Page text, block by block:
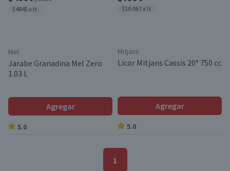
$4845 x lt
Mel
Jarabe Granadina Mel Zero
1.03 L
Agregar
5.0
$10.067 x lt
Mitjans
Licor Mitjans Cassis 20° 750 cc
Agregar
5.0
1